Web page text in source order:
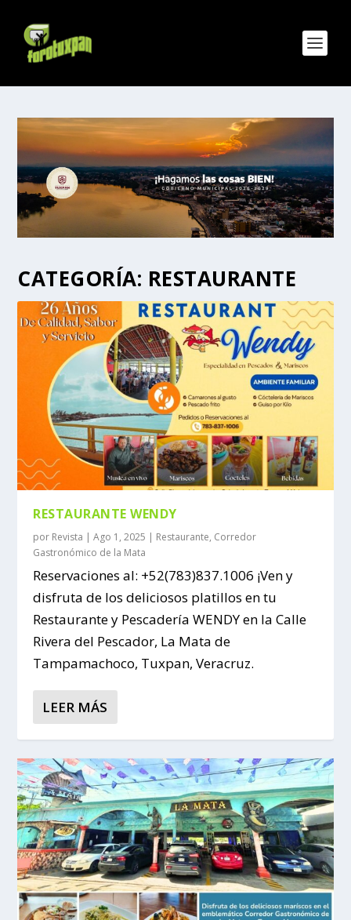
CATEGORÍA: RESTAURANTE
RESTAURANTE WENDY
por Revista |Ago 1, 2025 | Restaurante, Corredor
Gastronómico de la Mata
Reservaciones al: +52(783)837.1006 ¡Ven y
disfruta de los deliciosos platillos en tu
Restaurante y Pescadería WENDY en la Calle
Rivera del Pescador, La Mata de
Tampamachoco, Tuxpan, Veracruz.
LEER MÁS